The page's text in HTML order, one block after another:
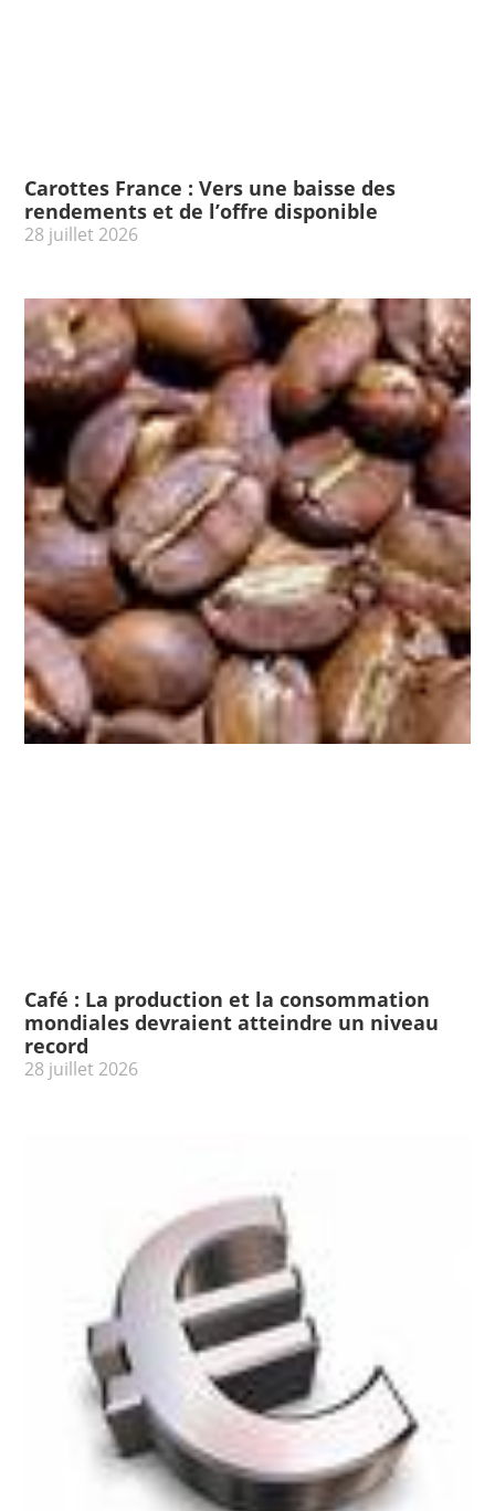
Carottes France : Vers une baisse des
rendements et de l’offre disponible
28 juillet 2026
Café : La production et la consommation
mondiales devraient atteindre un niveau
record
28 juillet 2026